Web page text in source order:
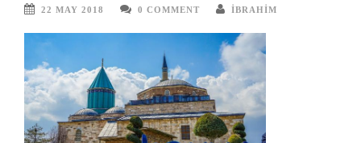
22 MAY 2018 0 COMMENT IBRAHIM